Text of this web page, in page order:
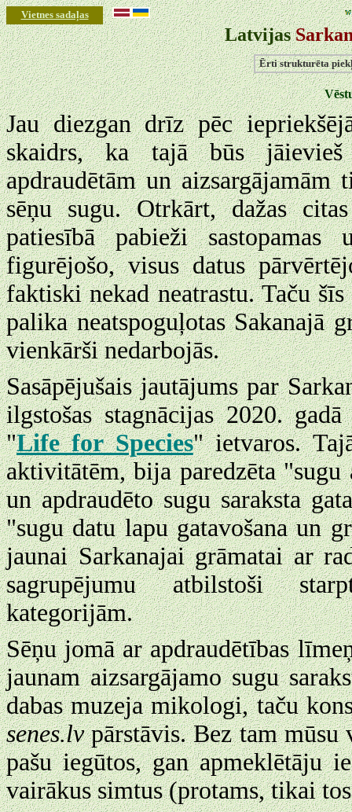
Vietnes sadaļas
Latvijas
Ērti strukturēta
Jau diezgan drīz pēc
skaidrs, ka tajā būs jāievieš
apdraudētām un
sēņu sugu. Otrkārt, dažas
patiesībā pabieži
figurējošo, visus datus
faktiski nekad neatrastu. Taču
palika neatspoguļotas Sakanajā
vienkārši nedarbojās.
Sasāpējušais jautājums par
ilgstošas stagnācijas 2020.
"Life for Species" ietvaros.
aktivitātēm, bija paredzēta "sugu
un apdraudēto sugu saraksta
"sugu datu lapu gatavošana un
jaunai Sarkanajai grāmatai ar
sagrupējumu atbilstoši
kategorijām.
Sēņu jomā ar apdraudētības
jaunam aizsargājamo sugu
dabas muzeja mikologi, taču
senes.lvpārstāvis. Bez tam mūsu
pašu iegūtos, gan apmeklētāju
vairākus simtus (protams, tikai